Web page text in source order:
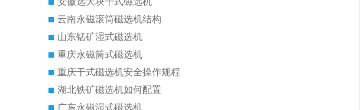
云南永磁滚筒磁选机结构
山东锰矿湿式磁选机
重庆永磁筒式磁选机
重庆干式磁选机安全操作规程
湖北铁矿磁选机如何配置
广东永磁湿式磁选机